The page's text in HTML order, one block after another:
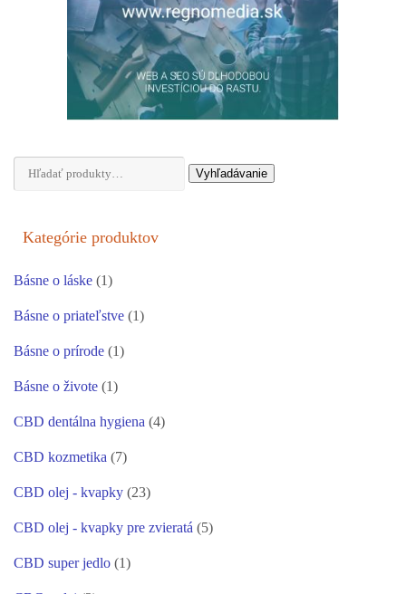
Hľadať: Vyhľadávanie
Kategórie produktov
Básne o láske (1)
Básne o priateľstve (1)
Básne o prírode (1)
Básne o živote (1)
CBD dentálna hygiena (4)
CBD kozmetika (7)
CBD olej - kvapky (23)
CBD olej - kvapky pre zvieratá (5)
CBD super jedlo (1)